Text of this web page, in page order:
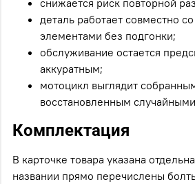
снижается риск повторной
деталь работает совместно
элементами без подгонки;
обслуживание остается
аккуратным;
мотоцикл выглядит
восстановленным
Комплектация
В карточке товара указана
названии прямо перечислены